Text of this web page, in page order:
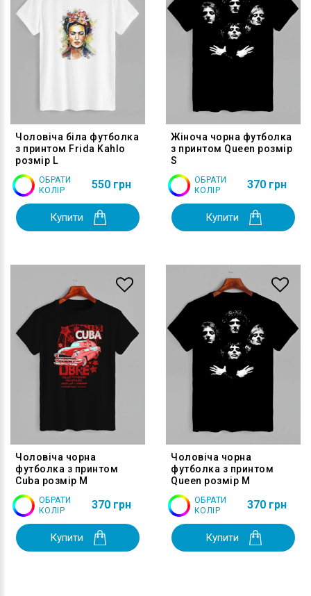
Чоловіча біла футболка
з принтом Frida Kahlo
розмір L
ОБРАТИ
КОЛІР
550 грн
Купити
Жіноча чорна футболка
з принтом Queen розмір
S
ОБРАТИ
КОЛІР
370 грн
Купити
Чоловіча чорна
футболка з принтом
Cuba розмір M
ОБРАТИ
КОЛІР
370 грн
Купити
Чоловіча чорна
футболка з принтом
Queen розмір M
ОБРАТИ
КОЛІР
370 грн
Купити